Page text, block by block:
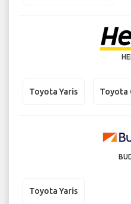
Toyota Yaris Toyota
Toyota Yaris